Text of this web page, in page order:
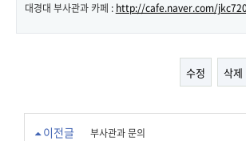
대경대 부사관과 카페 : http://cafe.naver.com/
수정 삭제
이전글 부사관과 문의